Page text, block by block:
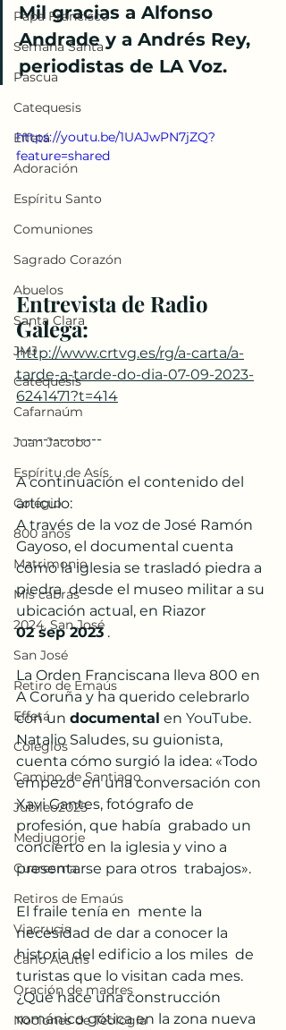
Papa Francisco
Semana Santa
Pascua
Catequesis
Effetá
Adoración
Espíritu Santo
Comuniones
Sagrado Corazón
Abuelos
Santa Clara
JMJ
Catequesis
Cafarnaúm
Juan Jacobo
Espíritu de Asís
Colegio
800 años
Matrimonio
Mis cabras
2024, San José
San José
Retiro de Emaús
Effetá
Colegios
Camino de Santiago
Jubileo2025
Medjugorje
Cuaresma
Retiros de Emaús
Viacrucis
Carlo Acutis
Oración de madres
Nociones de Teología
Mil gracias a Alfonso
Andrade y a Andrés Rey,
periodistas de LA Voz.
https://youtu.be/1UAJwPN7jZQ?
feature=shared
Entrevista de Radio
Galega:
http://www.crtvg.es/rg/a-carta/a-
tarde-a-tarde-do-dia-07-09-2023-
6241471?t=414
----------------
A continuación el contenido del
artículo:
A través de la voz de José Ramón
Gayoso, el documental cuenta
cómo la iglesia se trasladó piedra a
piedra  desde el museo militar a su
ubicación actual, en Riazor
02 sep 2023 .
La Orden Franciscana lleva 800 en
A Coruña y ha querido celebrarlo
con un documental en YouTube.
Natalio Saludes, su guionista,
cuenta cómo surgió la idea: «Todo
empezó  en una conversación con
Xavi Gantes, fotógrafo de
profesión, que había  grabado un
concierto en la iglesia y vino a
presentarse para otros  trabajos».
El fraile tenía en  mente la
necesidad de dar a conocer la
historia del edificio a los miles  de
turistas que lo visitan cada mes.
¿Qué hace una construcción
románico gótica en la zona nueva